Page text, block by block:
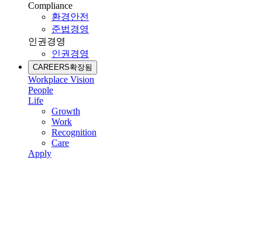
Compliance
환경안전
준법경영
인권경영
인권경영
CAREERS확장됨
Workplace Vision
People
Life
Growth
Work
Recognition
Care
Apply